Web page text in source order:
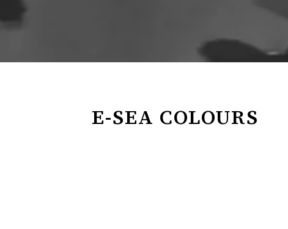
E-SEA COLOURS